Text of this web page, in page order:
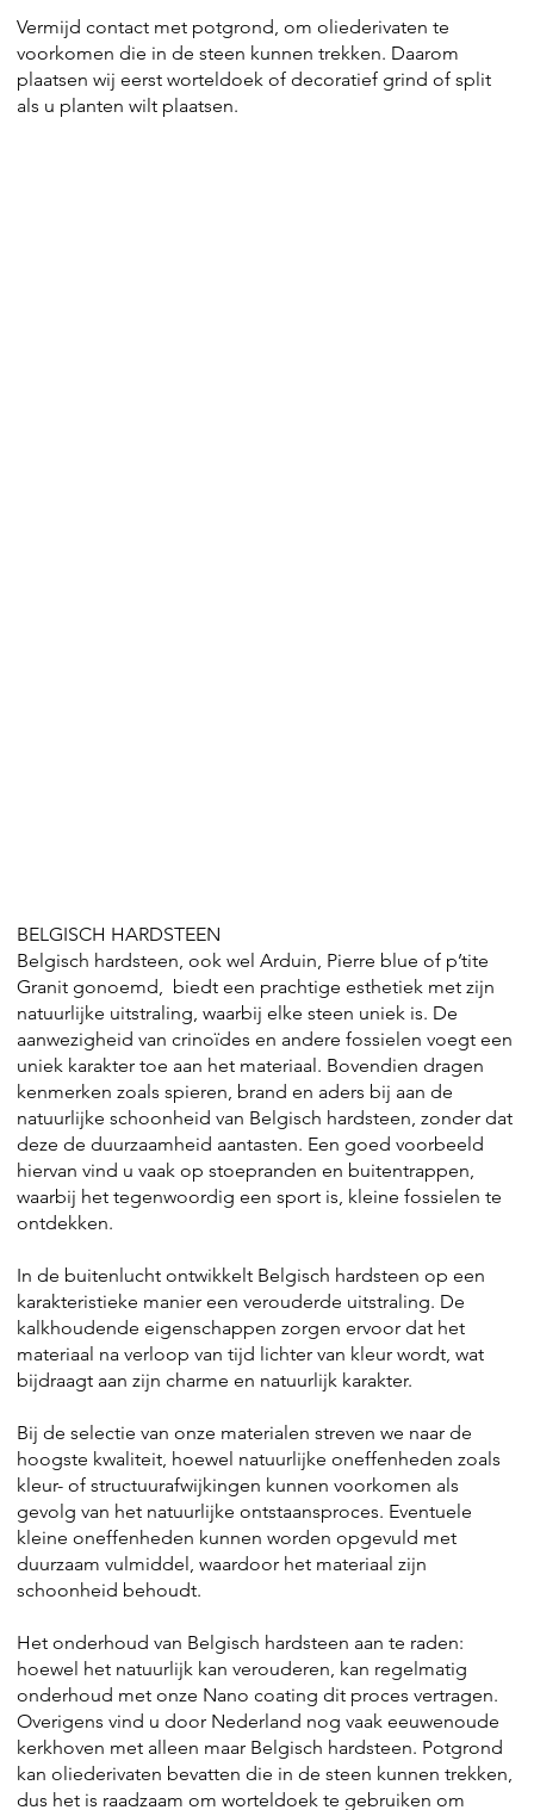
Vermijd contact met potgrond, om oliederivaten te
voorkomen die in de steen kunnen trekken. Daarom
plaatsen wij eerst worteldoek of decoratief grind of split
als u planten wilt plaatsen.
BELGISCH HARDSTEEN
Belgisch hardsteen, ook wel Arduin, Pierre blue of p’tite
Granit gonoemd, biedt een prachtige esthetiek met zijn
natuurlijke uitstraling, waarbij elke steen uniek is. De
aanwezigheid van crinoïdes en andere fossielen voegt een
uniek karakter toe aan het materiaal. Bovendien dragen
kenmerken zoals spieren, brand en aders bij aan de
natuurlijke schoonheid van Belgisch hardsteen, zonder dat
deze de duurzaamheid aantasten. Een goed voorbeeld
hiervan vind u vaak op stoepranden en buitentrappen,
waarbij het tegenwoordig een sport is, kleine fossielen te
ontdekken.
In de buitenlucht ontwikkelt Belgisch hardsteen op een
karakteristieke manier een verouderde uitstraling. De
kalkhoudende eigenschappen zorgen ervoor dat het
materiaal na verloop van tijd lichter van kleur wordt, wat
bijdraagt aan zijn charme en natuurlijk karakter.
Bij de selectie van onze materialen streven we naar de
hoogste kwaliteit, hoewel natuurlijke oneffenheden zoals
kleur- of structuurafwijkingen kunnen voorkomen als
gevolg van het natuurlijke ontstaansproces. Eventuele
kleine oneffenheden kunnen worden opgevuld met
duurzaam vulmiddel, waardoor het materiaal zijn
schoonheid behoudt.
Het onderhoud van Belgisch hardsteen aan te raden:
hoewel het natuurlijk kan verouderen, kan regelmatig
onderhoud met onze Nano coating dit proces vertragen.
Overigens vind u door Nederland nog vaak eeuwenoude
kerkhoven met alleen maar Belgisch hardsteen. Potgrond
kan oliederivaten bevatten die in de steen kunnen trekken,
dus het is raadzaam om worteldoek te gebruiken om